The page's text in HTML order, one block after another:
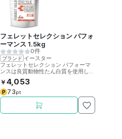
フェレットセレクション パフォ
ーマンス 1.5kg
0件
ブランド イースター
フェレットセレクション パフォーマ
ンスは良質動物性たん白質を使用した
フェレットの総合栄養フードです。
￥ 4,053
P 73pt